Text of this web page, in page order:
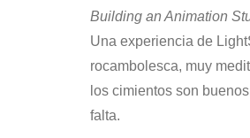
Building an Animation
Una experiencia de
rocambolesca, muy
los cimientos son
falta.